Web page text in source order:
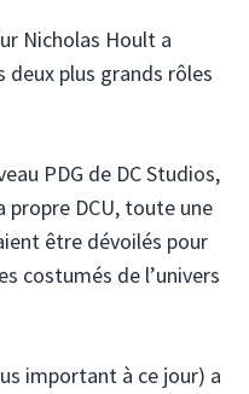
Nicholas Hoult a
plus grands rôles
PDG de DC Studios,
propre DCU, toute une
être dévoilés pour
costumés de l’univers
important à ce jour) a